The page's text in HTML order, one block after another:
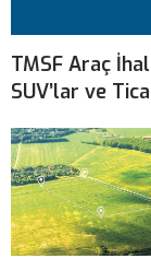
TMSF Araç
SUV’lar ve